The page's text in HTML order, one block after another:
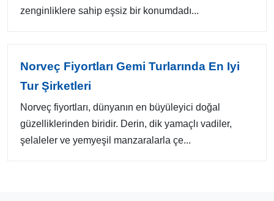
zenginliklere sahip eşsiz bir konumdadı...
Norveç Fiyortları Gemi Turlarında En Iyi
Tur Şirketleri
Norveç fiyortları, dünyanın en büyüleyici doğal
güzelliklerinden biridir. Derin, dik yamaçlı vadiler,
şelaleler ve yemyeşil manzaralarla çe...